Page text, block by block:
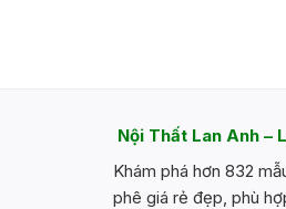
mới trong thời gian
Ưu điểm vượt
Nội Thất Lan Anh –
Khám phá hơn 832
phê giá rẻ đẹp, phù